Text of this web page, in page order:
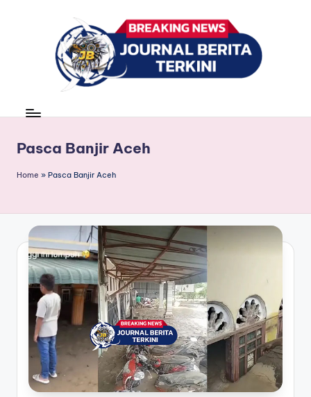
r
n
l
B
e
ri
a
T
e
news
Pasca Banjir Aceh
Home » Pasca Banjir Aceh